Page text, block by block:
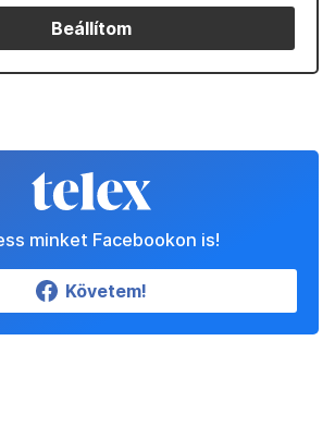
Beállítom
minket Facebookon is!
Követem!